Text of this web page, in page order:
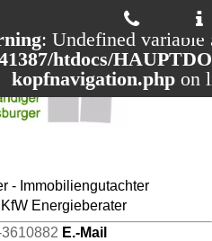
: Undefined variable
htdocs/
kopfnavigation.php on
- Immobiliengutachter
Energieberater
E.-Mail